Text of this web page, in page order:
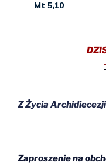
Z Życia Archidiecezji
Zaproszenie na